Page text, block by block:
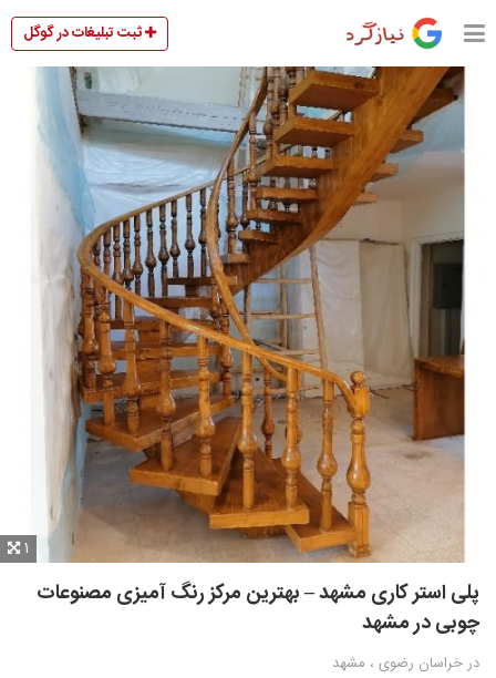
ثبت تبلیغات در گوگل
1
پلی استر کاری مشهد – بهترین مرکز رنگ آمیزی مصنوعات
چوبی در مشهد
در خراسان رضوی ، مشهد